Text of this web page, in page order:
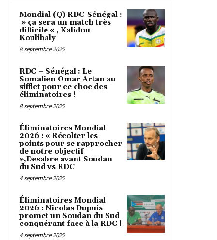
Mondial (Q) RDC-Sénégal :
» ça sera un match très
difficile « , Kalidou
Koulibaly
8 septembre 2025
RDC – Sénégal : Le
Somalien Omar Artan au
sifflet pour ce choc des
éliminatoires !
8 septembre 2025
Éliminatoires Mondial
2026 : « Récolter les
points pour se rapprocher
de notre objectif
»,Desabre avant Soudan
du Sud vs RDC
4 septembre 2025
Éliminatoires Mondial
2026 : Nicolas Dupuis
promet un Soudan du Sud
conquérant face à la RDC !
4 septembre 2025